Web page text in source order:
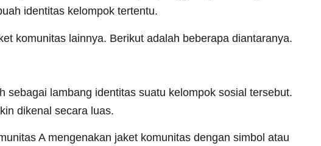
identitas kelompok tertentu.
komunitas lainnya. Berikut adalah beberapa diantaranya.
sebagai lambang identitas suatu kelompok sosial tersebut.
dikenal secara luas.
A mengenakan jaket komunitas dengan simbol atau